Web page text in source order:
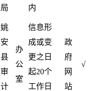
局
内
姚
安
县
审
计
办
公
室
信息形
成或变
更之日
起20个
工作日
政
府
网
站
√